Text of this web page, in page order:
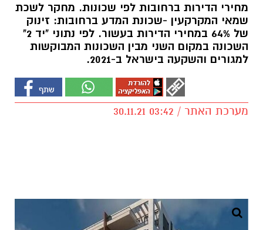
מחירי הדירות ברחובות לפי שכונות. מחקר לשכת
שמאי המקרקעין -שכונת המדע ברחובות: זינוק
של 64% במחירי הדירות בעשור. לפי נתוני "יד 2"
השכונה במקום השני מבין השכונות המבוקשות
למגורים והשקעה בישראל ב-2021.
מערכת האתר / 03:42 30.11.21